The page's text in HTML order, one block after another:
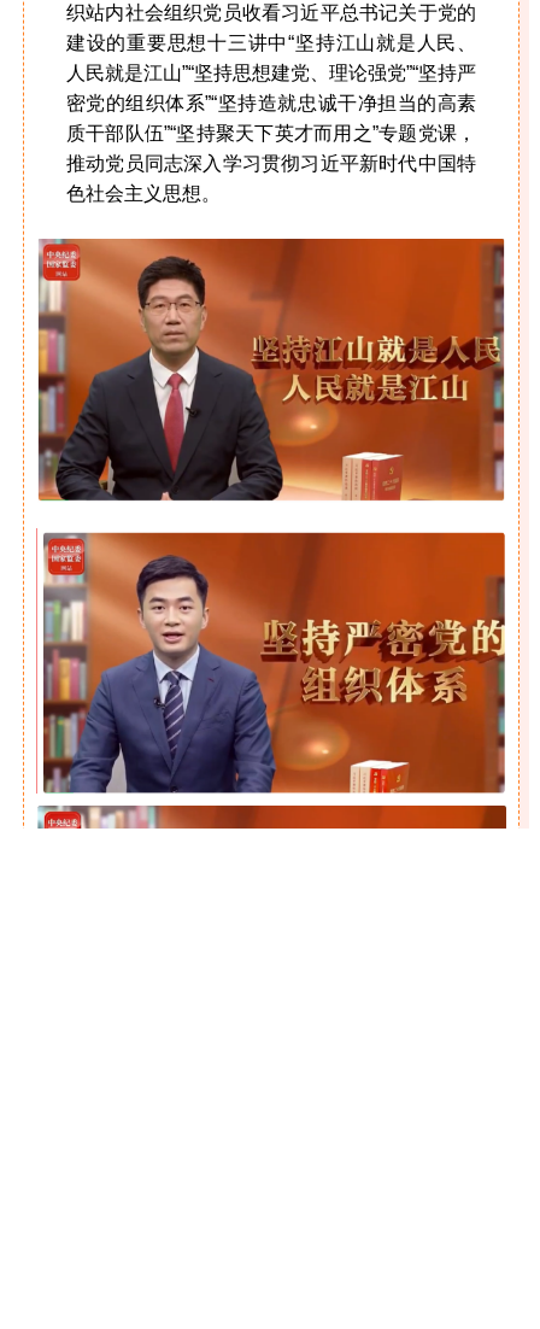
织站内社会组织党员收看习近平总书记关于党的
建设的重要思想十三讲中“坚持江山就是人民、
人民就是江山”“坚持思想建党、理论强党”“坚持严
密党的组织体系”“坚持造就忠诚干净担当的高素
质干部队伍”“坚持聚天下英才而用之”专题党课，
推动党员同志深入学习贯彻习近平新时代中国特
色社会主义思想。